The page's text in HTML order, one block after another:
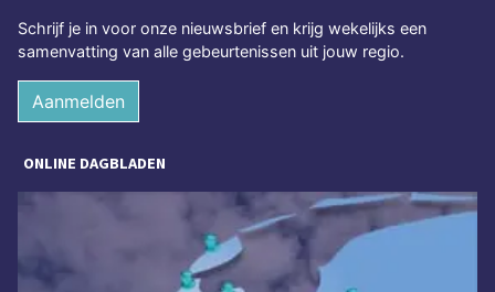
Schrijf je in voor onze nieuwsbrief en krijg wekelijks een
samenvatting van alle gebeurtenissen uit jouw regio.
Aanmelden
ONLINE DAGBLADEN